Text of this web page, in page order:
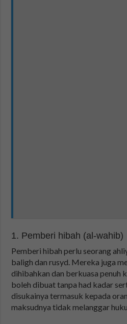
1. Pemberi hibah (al-wahib)
Pemberi hibah perlu seorang
baligh dan rusyd. Mereka juga
dihibahkan dan berkuasa penuh
boleh dibuat tanpa had kadar
disukainya termasuk kepada
maksudnya tidak melanggar